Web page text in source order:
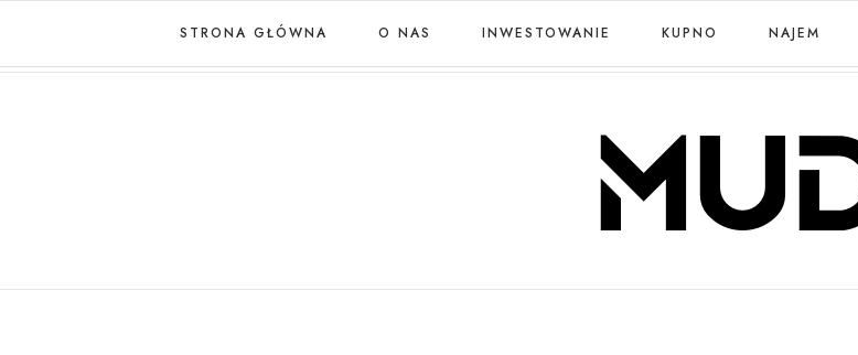
STRONA GŁÓWNA O NAS INWESTOWANIE KUPNO NAJEM